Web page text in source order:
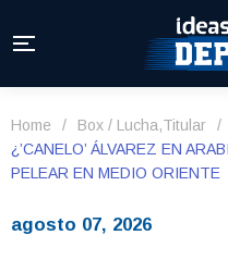
Home / Box / Lucha,Titular
/
¿’CANELO’ ÁLVAREZ EN
PELEAR EN MEDIO ORIENTE
agosto 07, 2026